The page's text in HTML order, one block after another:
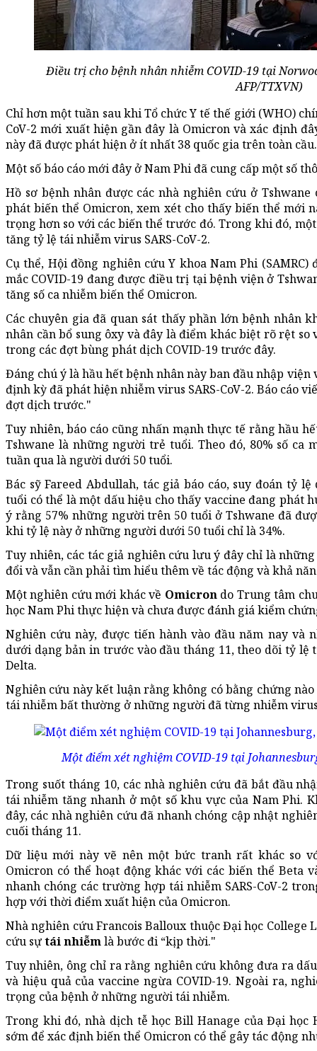
Điều trị cho bệnh nhân nhiễm COVID-19 tại
AFP/TTXVN)
Chỉ hơn một tuần sau khi Tổ chức Y tế thế giới (WHO)
CoV-2 mới xuất hiện gần đây là Omicron và xác định
này đã được phát hiện ở ít nhất 38 quốc gia trên toàn cầu.
Một số báo cáo mới đây ở Nam Phi đã cung cấp một số
Hồ sơ bệnh nhân được các nhà nghiên cứu ở Tshwane
phát biến thể Omicron, xem xét cho thấy biến thể mới
trọng hơn so với các biến thể trước đó. Trong khi đó,
tăng tỷ lệ tái nhiễm virus SARS-CoV-2.
Cụ thể, Hội đồng nghiên cứu Y khoa Nam Phi
mắc COVID-19 đang được điều trị tại bệnh viện ở
tăng số ca nhiễm biến thể Omicron.
Các chuyên gia đã quan sát thấy phần lớn bệnh nhân
nhân cần bổ sung ôxy và đây là điểm khác biệt rõ rệt
trong các đợt bùng phát dịch COVID-19 trước đây.
Đáng chú ý là hầu hết bệnh nhân này ban đầu nhập
định kỳ đã phát hiện nhiễm virus SARS-CoV-2. Báo cáo
đợt dịch trước."
Tuy nhiên, báo cáo cũng nhấn mạnh thực tế rằng hầu
Tshwane là những người trẻ tuổi. Theo đó, 80% số ca
tuần qua là người dưới 50 tuổi.
Bác sỹ Fareed Abdullah, tác giả báo cáo, suy đoán tỷ
tuổi có thể là một dấu hiệu cho thấy vaccine đang phát
ý rằng 57% những người trên 50 tuổi ở Tshwane đã
khi tỷ lệ này ở những người dưới 50 tuổi chỉ là 34%.
Tuy nhiên, các tác giả nghiên cứu lưu ý đây chỉ là
đổi và vẫn cần phải tìm hiểu thêm về tác động và khả
Một nghiên cứu mới khác về Omicrondo Trung tâm
học Nam Phi thực hiện và chưa được đánh giá kiểm
Nghiên cứu này, được tiến hành vào đầu năm nay và
dưới dạng bản in trước vào đầu tháng 11, theo dõi tỷ lệ
Delta.
Nghiên cứu này kết luận rằng không có bằng chứng
tái nhiễm bất thường ở những người đã từng nhiễm virus
Một điểm xét nghiệm COVID-19 tại
Trong suốt tháng 10, các nhà nghiên cứu đã bắt đầu
tái nhiễm tăng nhanh ở một số khu vực của Nam Phi.
đây, các nhà nghiên cứu đã nhanh chóng cập nhật
cuối tháng 11.
Dữ liệu mới này vẽ nên một bức tranh rất khác so
Omicron có thể hoạt động khác với các biến thể Beta
nhanh chóng các trường hợp tái nhiễm SARS-CoV-2
hợp với thời điểm xuất hiện của Omicron.
Nhà nghiên cứu Francois Balloux thuộc Đại học College
cứu sựtái nhiễmlà bước đi “kịp thời."
Tuy nhiên, ông chỉ ra rằng nghiên cứu không đưa ra
và hiệu quả của vaccine ngừa COVID-19. Ngoài ra,
trọng của bệnh ở những người tái nhiễm.
Trong khi đó, nhà dịch tễ học Bill Hanage của Đại học
sớm để xác định biến thể Omicron có thể gây tác động